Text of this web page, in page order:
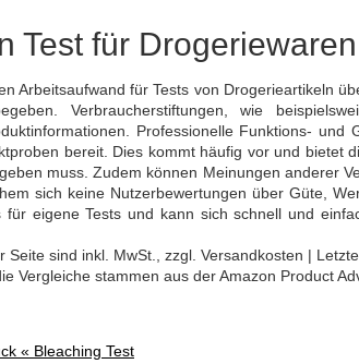
Test für
Arbeitsaufwand für Tests von Drogerieartikeln
Verbraucherstiftungen, wie
Professionelle Funktions-
bereit. Dies kommt häufig vor und bietet
muss. Zudem können Meinungen anderer
sich keine Nutzerbewertungen über Güte,
eigene Tests und kann sich schnell und
Seite sind inkl. MwSt., zzgl. Versandkosten |
Vergleiche stammen aus der Amazon Product
« Bleaching Test